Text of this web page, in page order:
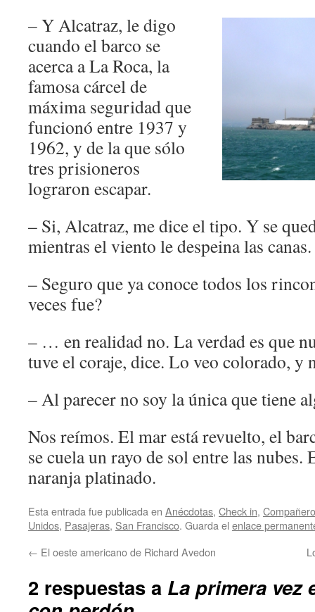
– Y Alcatraz, le digo
cuando el barco se
acerca a La Roca, la
famosa cárcel de
máxima seguridad que
funcionó entre 1937 y
1962, y de la que sólo
tres prisioneros
lograron escapar.
– Si, Alcatraz, me dice el tipo. Y se
mientras el viento le despeina las canas.
– Seguro que ya conoce todos los
veces fue?
– … en realidad no. La verdad es que
tuve el coraje, dice. Lo veo colorado, y
– Al parecer no soy la única que tiene
Nos reímos. El mar está revuelto, el
se cuela un rayo de sol entre las nubes.
naranja platinado.
Esta entrada fue publicada en Anécdotas, Check in,
Unidos, Pasajeras, San Francisco. Guarda el enlace
← El oeste americano de Richard Avedon
2 respuestas a La primera vez